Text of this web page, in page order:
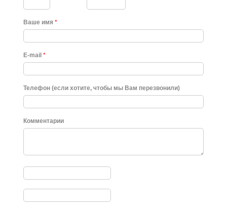
Ваше имя *
E-mail *
Телефон (если хотите, чтобы мы Вам перезвонили)
Комментарии